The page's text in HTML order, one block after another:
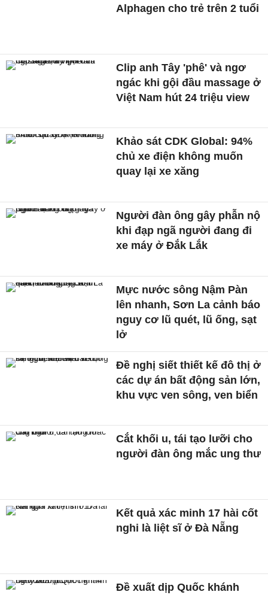
Alphagen cho trẻ trên 2 tuổi
Clip anh Tây 'phê' và ngơ
ngác khi gội đầu massage ở
Việt Nam hút 24 triệu view
Khảo sát CDK Global: 94%
chủ xe điện không muốn
quay lại xe xăng
Người đàn ông gây phẫn nộ
khi đạp ngã người đang đi
xe máy ở Đắk Lắk
Mực nước sông Nậm Pàn
lên nhanh, Sơn La cảnh báo
nguy cơ lũ quét, lũ ống, sạt
lở
Đề nghị siết thiết kế đô thị ở
các dự án bất động sản lớn,
khu vực ven sông, ven biển
Cắt khối u, tái tạo lưỡi cho
người đàn ông mắc ung thư
Kết quả xác minh 17 hài cốt
nghi là liệt sĩ ở Đà Nẵng
Đề xuất dịp Quốc khánh